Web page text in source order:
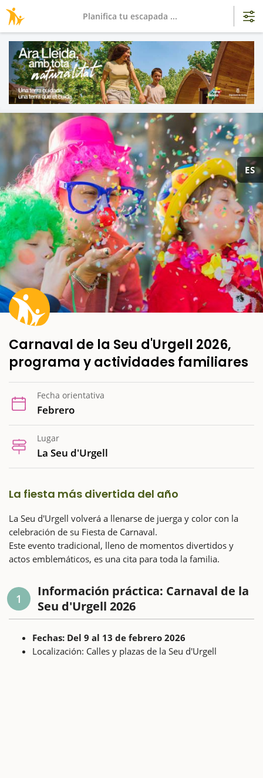
ES
Carnaval de la Seu d'Urgell 2026,
programa y actividades familiares
Fecha orientativa
Febrero
Lugar
La Seu d'Urgell
La fiesta más divertida del año
La Seu d'Urgell volverá a llenarse de juerga y color con la
celebración de su Fiesta de Carnaval.
Este evento tradicional, lleno de momentos divertidos y
actos emblemáticos, es una cita para toda la familia.
1
Información práctica: Carnaval de la
Seu d'Urgell 2026
Fechas: Del 9 al 13 de febrero 2026
Localización: Calles y plazas de la Seu d'Urgell
Planifica tu escapada ...